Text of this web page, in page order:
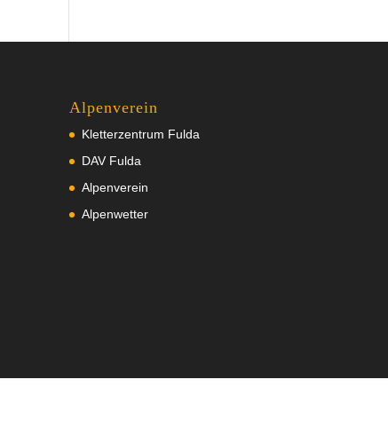
Alpenverein
Kletterzentrum Fulda
DAV Fulda
Alpenverein
Alpenwetter